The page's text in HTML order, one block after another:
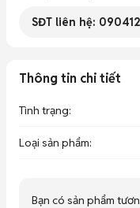
SĐT liên hệ:
Thông tin chi tiết
Tình trạng:
Loại sản phẩm:
Bạn có sản phẩm